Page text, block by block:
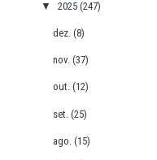
▼ 2025 (247)
dez.(8)
nov.(37)
out.(12)
set.(25)
ago.(15)